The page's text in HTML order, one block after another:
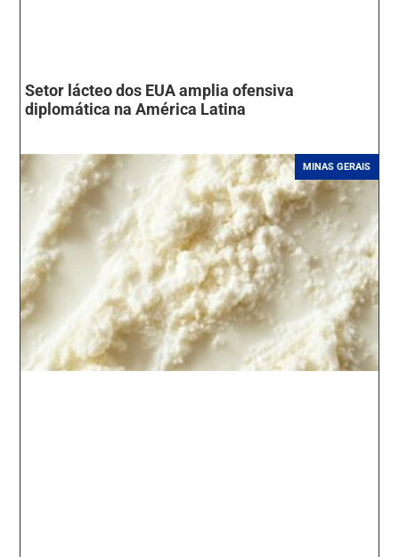
Setor lácteo dos EUA amplia ofensiva
diplomática na América Latina
MINAS GERAIS